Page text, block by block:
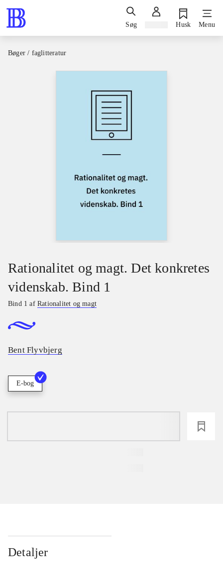
Søg Husk Menu
Bøger / faglitteratur
Rationalitet og magt. Det konkretes
videnskab. Bind 1
Bind 1 afRationalitet og magt
Bent Flyvbjerg
E-bog
Detaljer